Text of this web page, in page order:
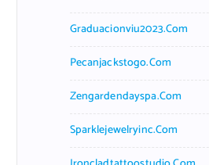
Graduacionviu2023.com
Pecanjackstogo.com
Zengardendayspa.com
Sparklejewelryinc.com